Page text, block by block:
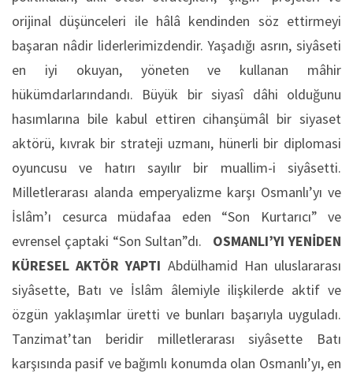
orijinal düşünceleri ile hâlâ kendinden söz ettirmeyi
başaran nâdir liderlerimizdendir. Yaşadığı asrın, siyâseti
en iyi okuyan, yöneten ve kullanan mâhir
hükümdarlarındandı. Büyük bir siyasî dâhi olduğunu
hasımlarına bile kabul ettiren cihanşümâl bir siyaset
aktörü, kıvrak bir strateji uzmanı, hünerli bir diplomasi
oyuncusu ve hatırı sayılır bir muallim-i siyâsetti.
Milletlerarası alanda emperyalizme karşı Osmanlı’yı ve
İslâm’ı cesurca müdafaa eden “Son Kurtarıcı” ve
evrensel çaptaki “Son Sultan”dı. OSMANLI’YI YENİDEN
KÜRESEL AKTÖR YAPTI Abdülhamid Han uluslararası
siyâsette, Batı ve İslâm âlemiyle ilişkilerde aktif ve
özgün yaklaşımlar üretti ve bunları başarıyla uyguladı.
Tanzimat’tan beridir milletlerarası siyâsette Batı
karşısında pasif ve bağımlı konumda olan Osmanlı’yı, en